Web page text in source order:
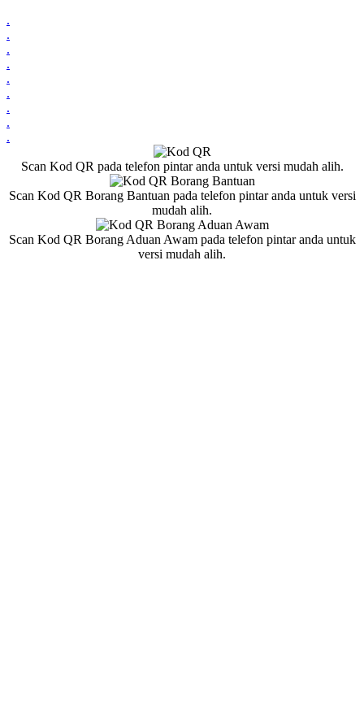
.
.
.
.
.
.
.
.
.
Scan Kod QR pada telefon pintar anda untuk versi mudah alih.
Scan Kod QR Borang Bantuan pada telefon pintar anda untuk versi
mudah alih.
Scan Kod QR Borang Aduan Awam pada telefon pintar anda untuk
versi mudah alih.